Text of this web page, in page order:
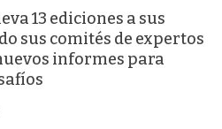
13 ediciones a sus
sus comités de expertos
informes para